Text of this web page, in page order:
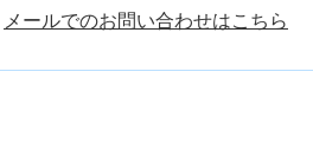
メールでのお問い合わせはこちら